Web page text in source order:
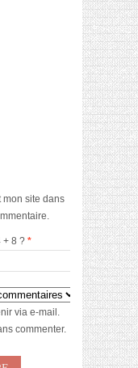
mon site dans
+ 8 ? *
via e-mail.
commenter.